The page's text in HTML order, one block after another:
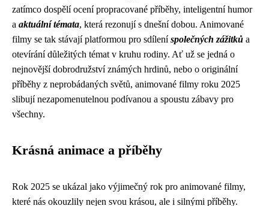
zatímco dospělí ocení propracované příběhy, inteligentní humor
a aktuální témata, která rezonují s dnešní dobou. Animované
filmy se tak stávají platformou pro sdíleníspolečných zážitků a
otevírání důležitých témat v kruhu rodiny. Ať už se jedná o
nejnovější dobrodružství známých hrdinů, nebo o originální
příběhy z neprobádaných světů, animované filmy roku 2025
slibují nezapomenutelnou podívanou a spoustu zábavy pro
všechny.
Krásná animace a příběhy
Rok 2025 se ukázal jako výjimečný rok pro animované filmy,
které nás okouzlily nejen svou krásou, ale i silnými příběhy.